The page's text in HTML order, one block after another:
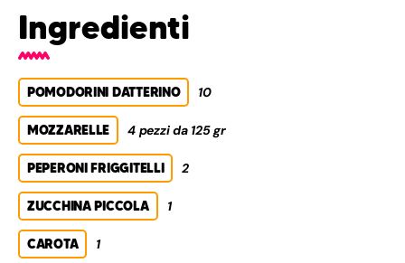
Ingredienti
POMODORINI DATTERINO 10
MOZZARELLE 4 pezzi da 125 gr
PEPERONI FRIGGITELLI 2
ZUCCHINA PICCOLA 1
CAROTA 1